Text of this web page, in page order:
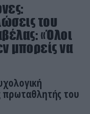
του
«Όλοι
μπορείς να
πρωταθλητής του